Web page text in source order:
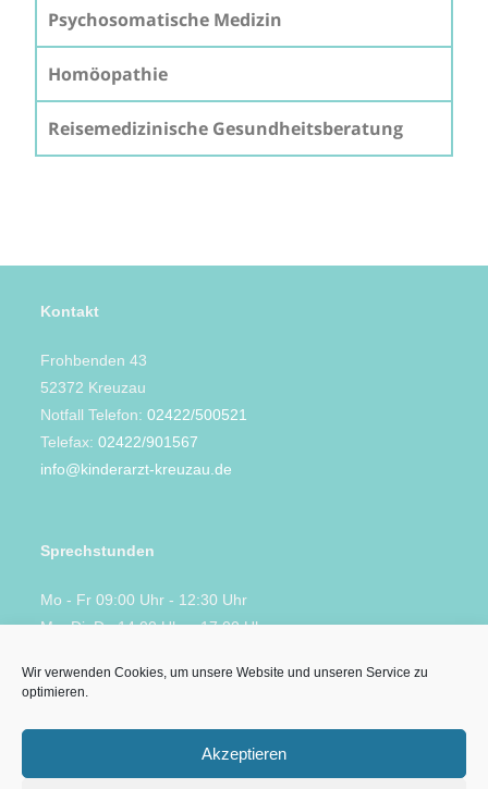
Wir verwenden Cookies, um unsere Website und unseren Service zu
optimieren.
Akzeptieren
Psychosomatische Medizin
Homöopathie
Reisemedizinische Gesundheitsberatung
Kontakt
Frohbenden 43
52372 Kreuzau
Notfall Telefon:02422/500521
Telefax:02422/901567
info@kinderarzt-kreuzau.de
Sprechstunden
Mo - Fr 09:00 Uhr - 12:30 Uhr
Mo, Di, Do 14:00 Uhr - 17:00 Uhr
Cookierichtline EU